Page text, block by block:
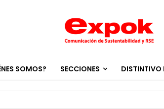
SOMOS? SECCIONES DISTINTIVO